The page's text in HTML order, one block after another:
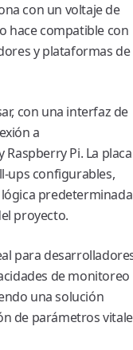
con un voltaje de
hace compatible con
y plataformas de
con una interfaz de
a
Pi. La placa
ups configurables,
proyecto.
para
de monitoreo
una solución
de parámetros